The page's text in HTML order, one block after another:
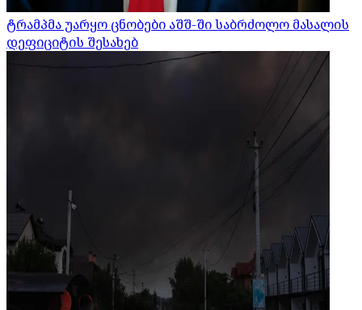
ტრამპმა უარყო ცნობები აშშ-ში საბრძოლო მასალის
დეფიციტის შესახებ